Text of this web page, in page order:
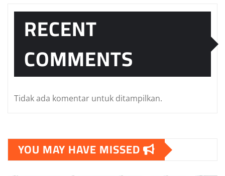
RECENT
COMMENTS
Tidak ada komentar untuk ditampilkan.
YOU MAY HAVE MISSED